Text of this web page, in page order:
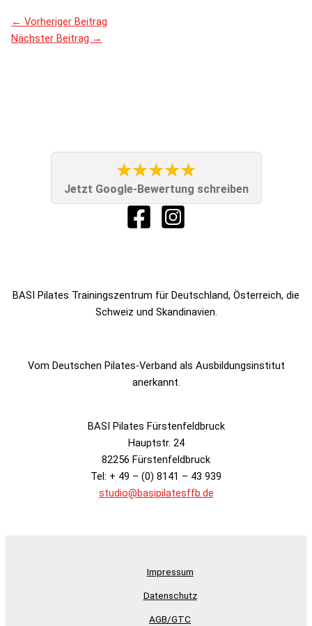
← Vorheriger Beitrag
Nächster Beitrag →
★★★★★
Jetzt Google-Bewertung schreiben
BASI Pilates Trainingszentrum für Deutschland, Österreich, die
Schweiz und Skandinavien.
Vom Deutschen Pilates-Verband als Ausbildungsinstitut
anerkannt.
BASI Pilates Fürstenfeldbruck
Hauptstr. 24
82256 Fürstenfeldbruck
Tel: + 49 – (0) 8141 – 43 939
studio@basipilatesffb.de
Impressum
Datenschutz
AGB/GTC